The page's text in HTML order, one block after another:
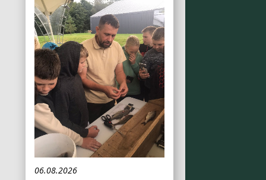
06.08.2026